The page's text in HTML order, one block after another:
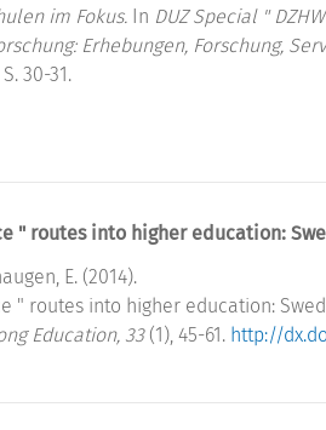
im Fokus. In DUZ Special "
Erhebungen, Forschung,
30-31.
" routes into higher education:
E. (2014).
" routes into higher education:
Education, 33(1), 45-61. http://